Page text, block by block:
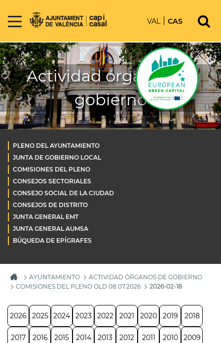
VAL CAS
Actividad órganos de
gobierno
PLENO DEL AYUNTAMIENTO
JUNTA DE GOBIERNO LOCAL
COMISIONES DEL PLENO
CONSEJOS SECTORIALES
CONSEJO SOCIAL DE LA CIUDAD
CONSEJOS DE DISTRITO
JUNTA GENERAL EMT
JUNTA GENERAL AUMSA
BÚQUEDA DE EPÍGRAFES
AYUNTAMIENTO
ACTIVIDAD ÓRGANOS DE GOBIERNO
COMISIONES DEL PLENO OLD 08.07.2026
2026-02-18
2026 2025 2024 2023 2022 2021 2020 2019 2018
2017 2016 2015 2014 2013 2012 2011 2010 2009